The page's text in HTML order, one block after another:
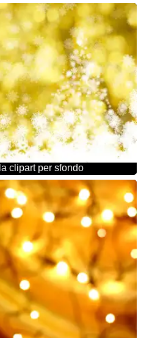
clipart per sfondo